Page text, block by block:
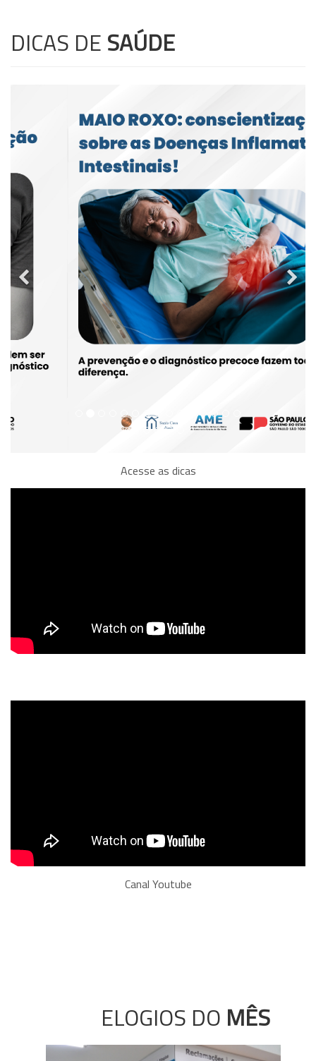
DICAS DE SAÚDE
Acesse as dicas
Canal Youtube
ELOGIOS DO MÊS